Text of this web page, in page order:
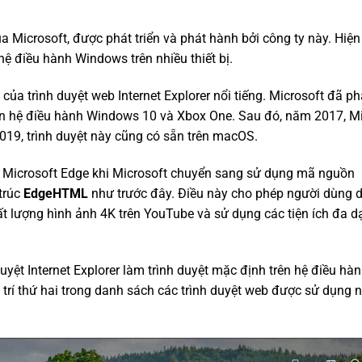
Microsoft, được phát triển và phát hành bởi công ty này. Hiện
điều hành Windows trên nhiều thiết bị.
trình duyệt web Internet Explorer nổi tiếng. Microsoft đã
điều hành Windows 10 và Xbox One. Sau đó, năm 2017,
trình duyệt này cũng có sẵn trên macOS.
Edge khi Microsoft chuyển sang sử dụng mã nguồn
EdgeHTML như trước đây. Điều này cho phép người dùng
lượng hình ảnh 4K trên YouTube và sử dụng các tiện ích đa
Internet Explorer làm trình duyệt mặc định trên hệ điều
thứ hai trong danh sách các trình duyệt web được sử dụng